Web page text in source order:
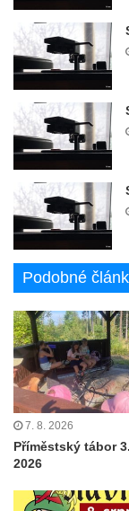
Podobné
7. 8. 2026
Příměstský tábor
2026